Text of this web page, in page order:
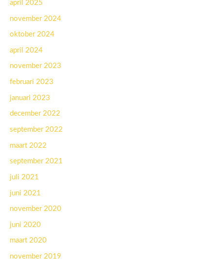
april 2025
november 2024
oktober 2024
april 2024
november 2023
februari 2023
januari 2023
december 2022
september 2022
maart 2022
september 2021
juli 2021
juni 2021
november 2020
juni 2020
maart 2020
november 2019